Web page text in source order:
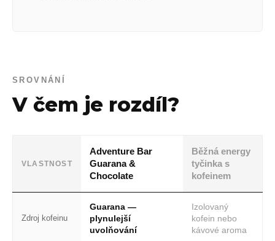
SROVNÁNÍ
V čem je rozdíl?
VLASTNOST
Adventure Bar
Guarana &
Chocolate
Běžná energy
tyčinka s
kofeinem
Zdroj kofeinu
Guarana —
plynulejší
uvolňování
Izolovaný
kofein nebo
kávové aroma